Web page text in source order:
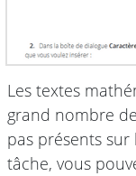
Les textes
grand nombre
pas présents
tâche, vous